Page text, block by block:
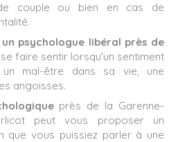
couple ou bien en cas de
psychologue libéral près de
faire sentir lorsqu'un sentiment
mal-être dans sa vie, une
angoisses.
près de la Garenne-
peut vous proposer un
que vous puissiez parler à une